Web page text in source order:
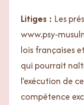
Litiges : Les
www.psy-
lois françaises
qui pourrait
l’exécution de
compétence